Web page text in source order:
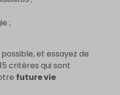
;
et essayez de
critères qui sont
future vie